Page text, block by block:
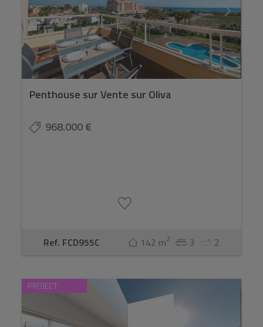
Penthouse sur Vente sur Oliva
968.000 €
Ref. FCD955C 142 m2 3 2
PROJECT